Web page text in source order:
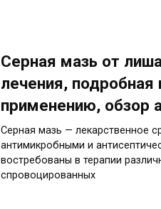
Серная мазь от
лечения, подробная
применению, обзор
Серная мазь — лекарственное
антимикробными и
востребованы в терапии
спровоцированных